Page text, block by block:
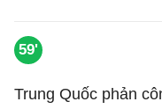
59'
Trung Quốc phản